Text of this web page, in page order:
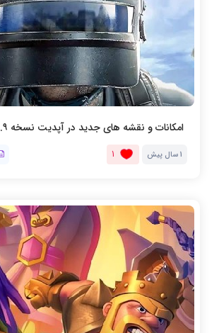
امکانات و نقشه های جدید در آپدیت نسخه ۳.۹ پابجی موبایل
1 سال پیش 1